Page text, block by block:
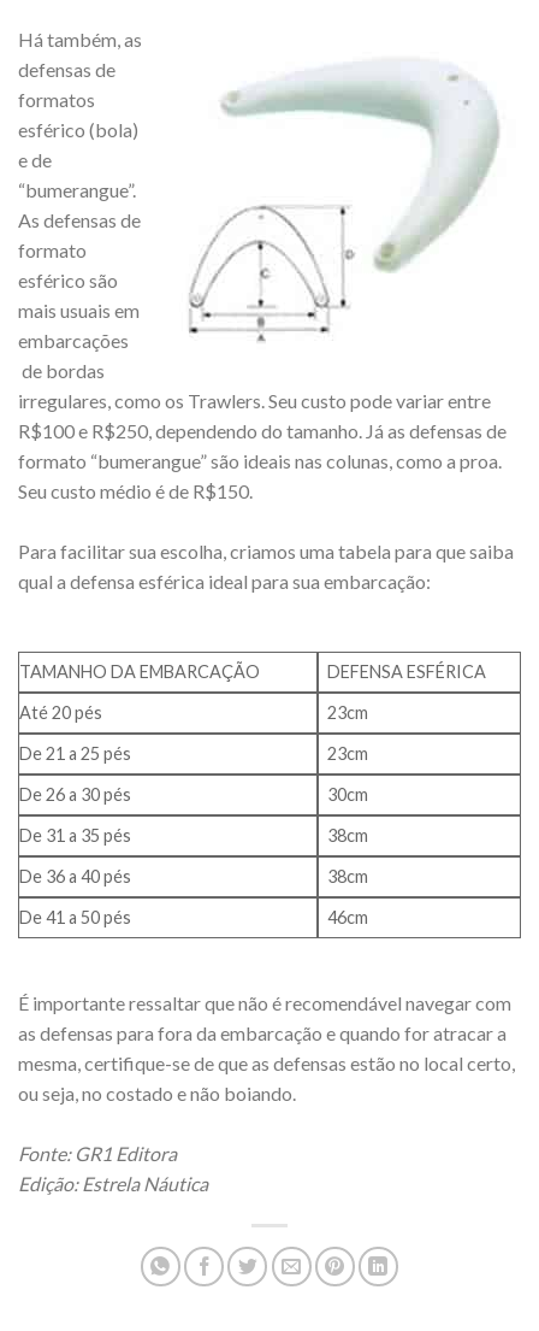
Há também, as
defensas de
formatos
esférico (bola)
e de
“bumerangue”.
As defensas de
formato
esférico são
mais usuais em
embarcações
de bordas
irregulares, como os Trawlers. Seu custo pode variar entre
R$100 e R$250, dependendo do tamanho. Já as defensas de
formato “bumerangue” são ideais nas colunas, como a proa.
Seu custo médio é de R$150.
Para facilitar sua escolha, criamos uma tabela para que saiba
qual a defensa esférica ideal para sua embarcação:
TAMANHO DA EMBARCAÇÃO
DEFENSA ESFÉRICA
Até 20 pés
23cm
De 21 a 25 pés
23cm
De 26 a 30 pés
30cm
De 31 a 35 pés
38cm
De 36 a 40 pés
38cm
De 41 a 50 pés
46cm
É importante ressaltar que não é recomendável navegar com
as defensas para fora da embarcação e quando for atracar a
mesma, certifique-se de que as defensas estão no local certo,
ou seja, no costado e não boiando.
Fonte: GR1 Editora
Edição: Estrela Náutica